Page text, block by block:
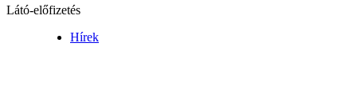
Látó-előfizetés
Hírek